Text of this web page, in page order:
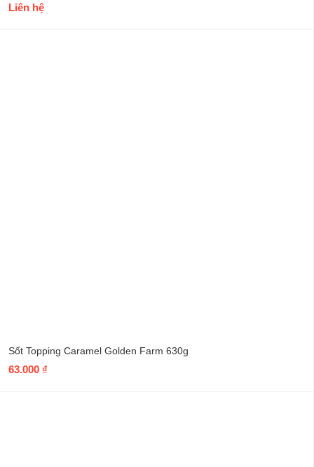
Liên hệ
Sốt Topping Caramel Golden Farm 630g
63.000 ₫